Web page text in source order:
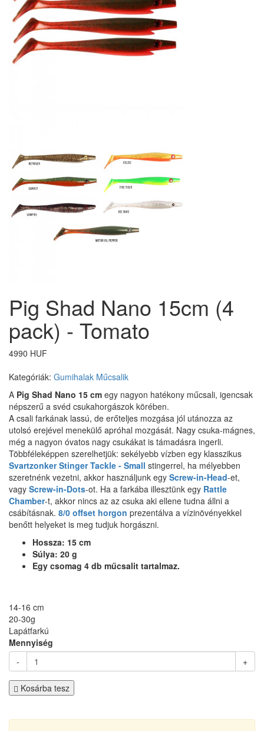
Pig Shad Nano 15cm (4
pack) - Tomato
4990 HUF
Kategóriák: Gumihalak Műcsalik
A Pig Shad Nano 15 cm egy nagyon hatékony műcsali, igencsak
népszerű a svéd csukahorgászok körében.
A csali farkának lassú, de erőteljes mozgása jól utánozza az
utolsó erejével menekülő apróhal mozgását. Nagy csuka-mágnes,
még a nagyon óvatos nagy csukákat is támadásra ingerli.
Többféleképpen szerelhetjük: sekélyebb vízben egy klasszikus
Svartzonker Stinger Tackle - Small stingerrel, ha mélyebben
szeretnénk vezetni, akkor használjunk egy Screw-in-Head-et,
vagy Screw-in-Dots-ot. Ha a farkába illesztünk egy Rattle
Chamber-t, akkor nincs az az csuka aki ellene tudna állni a
csábításnak. 8/0 offset horgon prezentálva a vízinövényekkel
benőtt helyeket is meg tudjuk horgászni.
Hossza: 15 cm
Súlya: 20 g
Egy csomag 4 db műcsalit tartalmaz.
14-16 cm
20-30g
Lapátfarkú
Mennyiség
-
+
Kosárba tesz